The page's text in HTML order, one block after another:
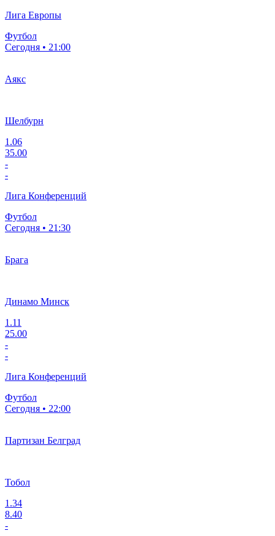
Лига Европы
Футбол
Сегодня • 21:00
Аякс
Шелбурн
1.06
35.00
-
-
Лига Конференций
Футбол
Сегодня • 21:30
Брага
Динамо Минск
1.11
25.00
-
-
Лига Конференций
Футбол
Сегодня • 22:00
Партизан Белград
Тобол
1.34
8.40
-